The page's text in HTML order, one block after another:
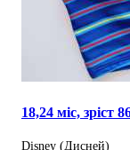
18,24 міс, зріст
Disney (Дисней)